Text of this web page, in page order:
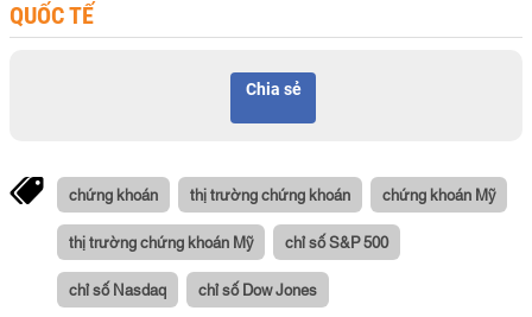
QUỐC TẾ
Chia sẻ
chứng khoán thị trường chứng khoán chứng khoán Mỹ
thị trường chứng khoán Mỹ chỉ số S&P 500
chỉ số Nasdaq chỉ số Dow Jones